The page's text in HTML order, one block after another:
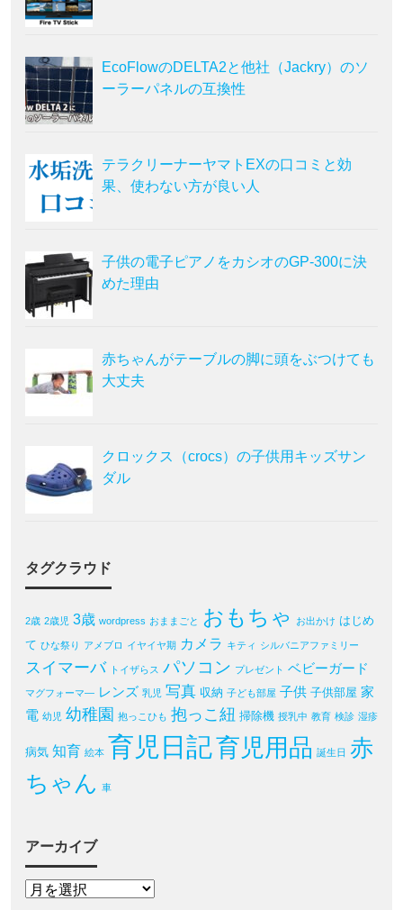
EcoFlowのDELTA2と他社（Jackry）のソ
ーラーパネルの互換性
テラクリーナーヤマトEXの口コミと効
果、使わない方が良い人
子供の電子ピアノをカシオのGP-300に決
めた理由
赤ちゃんがテーブルの脚に頭をぶつけても
大丈夫
クロックス（crocs）の子供用キッズサン
ダル
タグクラウド
2歳 2歳児 3歳 wordpress おままごと おもちゃ お出かけ はじめ
て ひな祭り アメブロ イヤイヤ期 カメラ キティ シルバニアファミリー
スイマーバ トイザらス パソコン プレゼント ベビーガード
マグフォーマ― レンズ 乳児 写真 収納 子ども部屋 子供 子供部屋 家
電 幼児 幼稚園 抱っこひも 抱っこ紐 掃除機 授乳中 教育 検診 湿疹
病気 知育 絵本 育児日記育児用品 誕生日 赤
ちゃん 車
アーカイブ